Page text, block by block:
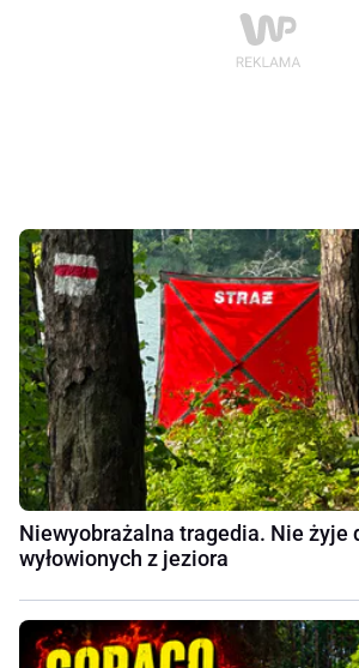
Niewyobrażalna tragedia. Nie żyje
wyłowionych z jeziora